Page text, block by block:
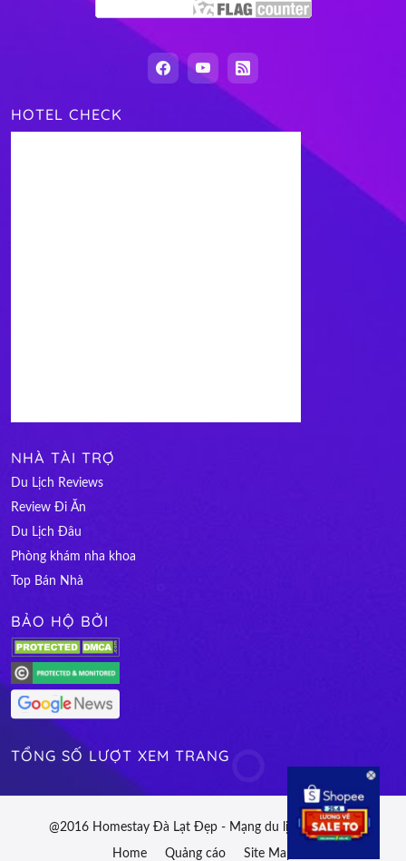
HOTEL CHECK
NHÀ TÀI TRỢ
Du Lịch Reviews
Review Đi Ăn
Du Lịch Đâu
Phòng khám nha khoa
Top Bán Nhà
BẢO HỘ BỞI
TỔNG SỐ LƯỢT XEM TRANG
@2016 Homestay Đà Lạt Đẹp - Mạng du lịch Việt Nam
Home Quảng cáo Site Map